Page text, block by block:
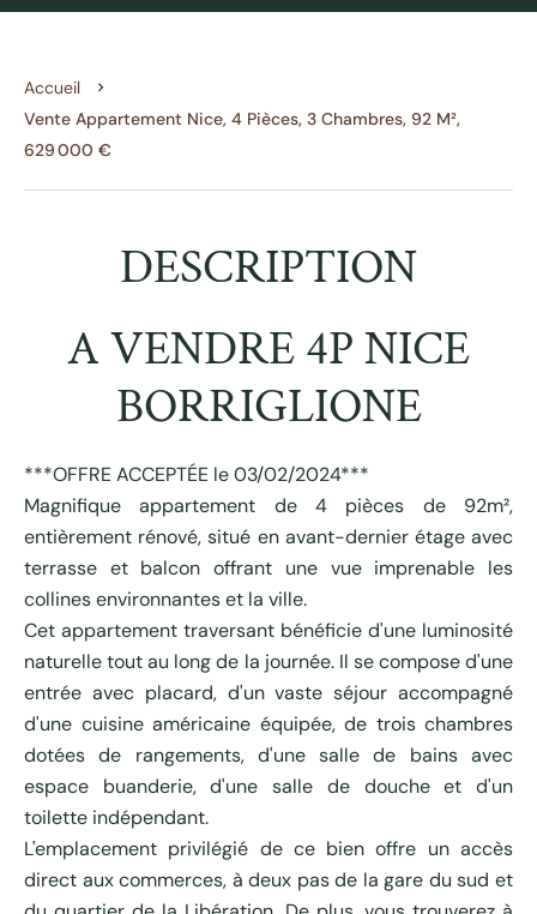
Accueil
Vente Appartement Nice, 4 Pièces, 3 Chambres, 92 M²,
629 000 €
DESCRIPTION
A VENDRE 4P NICE
BORRIGLIONE
***OFFRE ACCEPTÉE le 03/02/2024***
Magnifique appartement de 4 pièces de 92m²,
entièrement rénové, situé en avant-dernier étage avec
terrasse et balcon offrant une vue imprenable les
collines environnantes et la ville.
Cet appartement traversant bénéficie d'une luminosité
naturelle tout au long de la journée. Il se compose d'une
entrée avec placard, d'un vaste séjour accompagné
d'une cuisine américaine équipée, de trois chambres
dotées de rangements, d'une salle de bains avec
espace buanderie, d'une salle de douche et d'un
toilette indépendant.
L'emplacement privilégié de ce bien offre un accès
direct aux commerces, à deux pas de la gare du sud et